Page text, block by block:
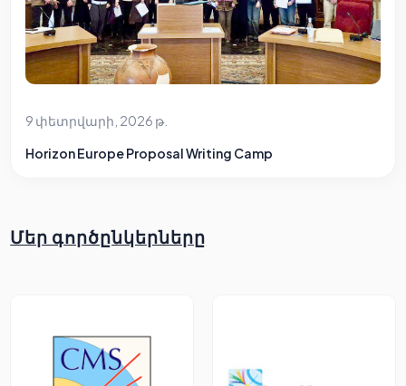
9 փետրվարի, 2026 թ.
Horizon Europe Proposal Writing Camp
Մեր գործընկերները